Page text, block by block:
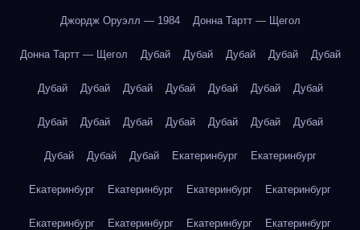
Джордж Оруэлл — 1984 Донна Тартт — Щегол
Донна Тартт — Щегол Дубай Дубай Дубай Дубай Дубай
Дубай Дубай Дубай Дубай Дубай Дубай Дубай
Дубай Дубай Дубай Дубай Дубай Дубай Дубай
Дубай Дубай Дубай Екатеринбург Екатеринбург
Екатеринбург Екатеринбург Екатеринбург Екатеринбург
Екатеринбург Екатеринбург Екатеринбург Екатеринбург